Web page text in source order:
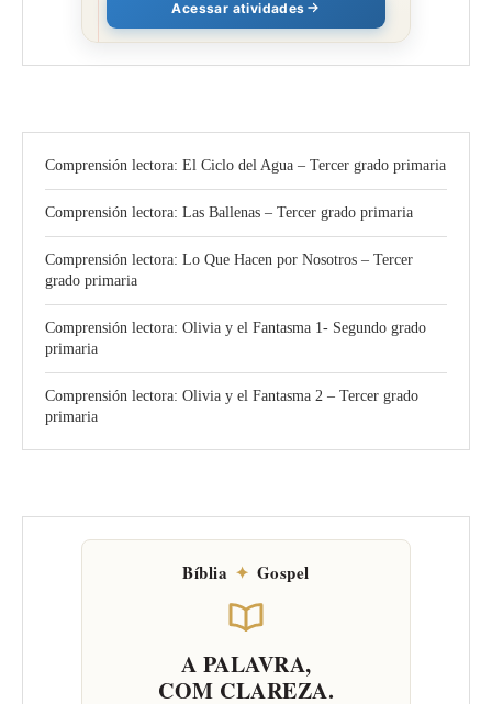
Acessar atividades
Comprensión lectora: El Ciclo del Agua – Tercer grado primaria
Comprensión lectora: Las Ballenas – Tercer grado primaria
Comprensión lectora: Lo Que Hacen por Nosotros – Tercer
grado primaria
Comprensión lectora: Olivia y el Fantasma 1- Segundo grado
primaria
Comprensión lectora: Olivia y el Fantasma 2 – Tercer grado
primaria
Bíblia ✦ Gospel
A PALAVRA,
COM CLAREZA.